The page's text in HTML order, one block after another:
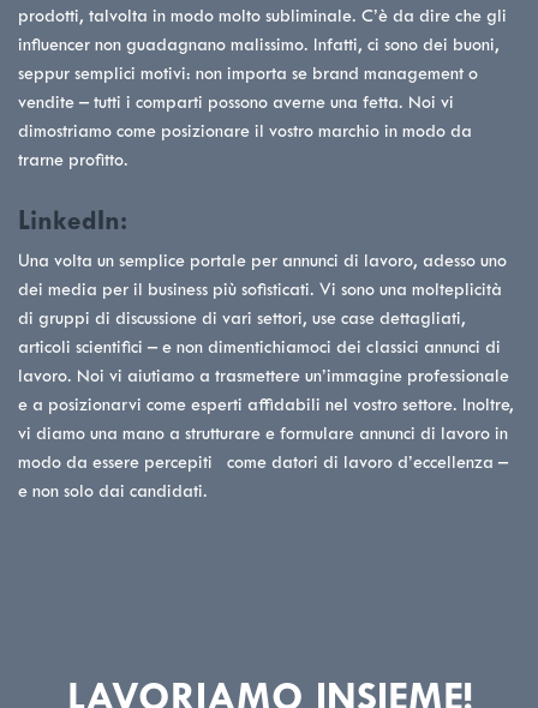
prodotti, talvolta in modo molto subliminale. C’è da dire che gli
influencer non guadagnano malissimo. Infatti, ci sono dei buoni,
seppur semplici motivi: non importa se brand management o
vendite – tutti i comparti possono averne una fetta. Noi vi
dimostriamo come posizionare il vostro marchio in modo da
trarne profitto.
LinkedIn:
Una volta un semplice portale per annunci di lavoro, adesso uno
dei media per il business più sofisticati. Vi sono una molteplicità
di gruppi di discussione di vari settori, use case dettagliati,
articoli scientifici – e non dimentichiamoci dei classici annunci di
lavoro. Noi vi aiutiamo a trasmettere un’immagine professionale
e a posizionarvi come esperti affidabili nel vostro settore. Inoltre,
vi diamo una mano a strutturare e formulare annunci di lavoro in
modo da essere percepiti come datori di lavoro d’eccellenza –
e non solo dai candidati.
LAVORIAMO INSIEME!